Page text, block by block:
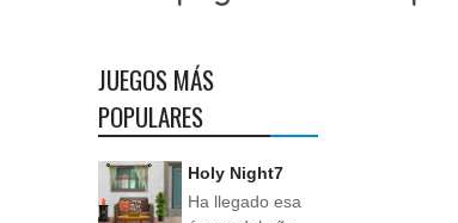
JUEGOS MÁS
POPULARES
Holy Night7
Ha llegado esa